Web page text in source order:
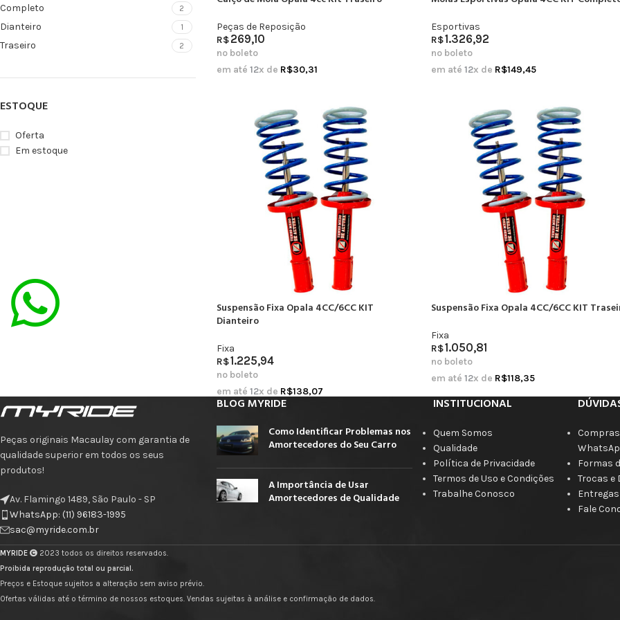
Completo 2
Dianteiro 1
Traseiro 2
ESTOQUE
Oferta
Em estoque
Peças de Reposição
R$269,10
no boleto
em até 12x de R$30,31
Esportivas
R$1.326,92
no boleto
em até 12x de R$149,45
Suspensão Fixa Opala 4CC/6CC KIT
Dianteiro
Fixa
R$1.225,94
no boleto
em até 12x de R$138,07
Suspensão Fixa Opala 4CC/6CC KIT
Fixa
R$1.050,81
no boleto
em até 12x de R$118,35
Peças originais Macaulay com garantia de
qualidade superior em todos os seus
produtos!
Av. Flamingo 1489, São Paulo - SP
WhatsApp: (11) 96183-1995
sac@myride.com.br
BLOG MYRIDE
Como Identificar Problemas nos
Amortecedores do Seu Carro
A Importância de Usar
Amortecedores de Qualidade
INSTITUCIONAL
Quem Somos
Qualidade
Política de Privacidade
Termos de Uso e Condições
Trabalhe Conosco
Formas
Trocas e
Entregas
Fale
MYRIDE
2023 todos os direitos reservados.
Proibida reprodução total ou parcial.
Preços e Estoque sujeitos a alteração sem aviso prévio.
Ofertas válidas até o término de nossos estoques. Vendas sujeitas à análise e confirmação de dados.